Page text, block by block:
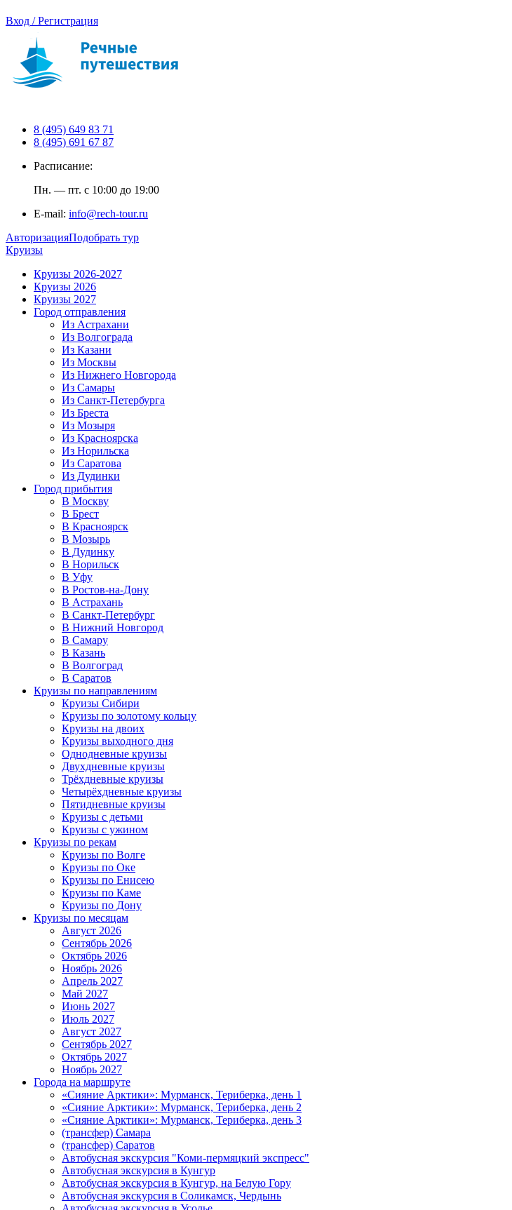
Вход / Регистрация
8 (495) 649 83 71
8 (495) 691 67 87
Расписание:
Пн. — пт. с 10:00 до 19:00
E-mail: info@rech-tour.ru
АвторизацияПодобрать тур
Круизы
Круизы 2026-2027
Круизы 2026
Круизы 2027
Город отправления
Из Астрахани
Из Волгограда
Из Казани
Из Москвы
Из Нижнего Новгорода
Из Самары
Из Санкт-Петербурга
Из Бреста
Из Мозыря
Из Красноярска
Из Норильска
Из Саратова
Из Дудинки
Город прибытия
В Москву
В Брест
В Красноярск
В Мозырь
В Дудинку
В Норильск
В Уфу
В Ростов-на-Дону
В Астрахань
В Санкт-Петербург
В Нижний Новгород
В Самару
В Казань
В Волгоград
В Саратов
Круизы по направлениям
Круизы Сибири
Круизы по золотому кольцу
Круизы на двоих
Круизы выходного дня
Однодневные круизы
Двухдневные круизы
Трёхдневные круизы
Четырёхдневные круизы
Пятидневные круизы
Круизы с детьми
Круизы с ужином
Круизы по рекам
Круизы по Волге
Круизы по Оке
Круизы по Енисею
Круизы по Каме
Круизы по Дону
Круизы по месяцам
Август 2026
Сентябрь 2026
Октябрь 2026
Ноябрь 2026
Апрель 2027
Май 2027
Июнь 2027
Июль 2027
Август 2027
Сентябрь 2027
Октябрь 2027
Ноябрь 2027
Города на маршруте
«Сияние Арктики»: Мурманск, Териберка, день 1
«Сияние Арктики»: Мурманск, Териберка, день 2
«Сияние Арктики»: Мурманск, Териберка, день 3
(трансфер) Самара
(трансфер) Саратов
Автобусная экскурсия "Коми-пермяцкий экспресс"
Автобусная экскурсия в Кунгур
Автобусная экскурсия в Кунгур, на Белую Гору
Автобусная экскурсия в Соликамск, Чердынь